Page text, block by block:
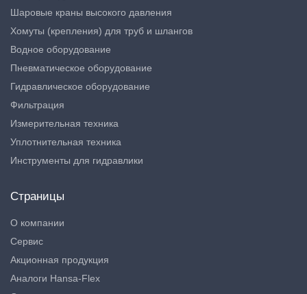
Шаровые краны высокого давления
Хомуты (крепления) для труб и шлангов
Водное оборудование
Пневматическое оборудование
Гидравлическое оборудование
Фильтрация
Измерительная техника
Уплотнительная техника
Инструменты для гидравлики
Страницы
О компании
Сервис
Акционная продукция
Аналоги Hansa-Flex